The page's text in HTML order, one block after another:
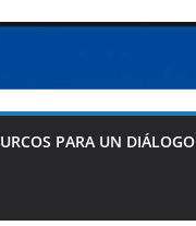
PARA UN DIÁLOGO